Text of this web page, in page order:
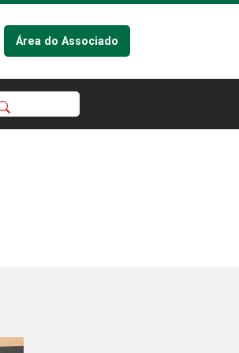
Área do Associado